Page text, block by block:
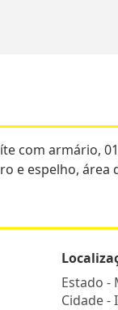
com armário,
e espelho, área
Estado -
Cidade -